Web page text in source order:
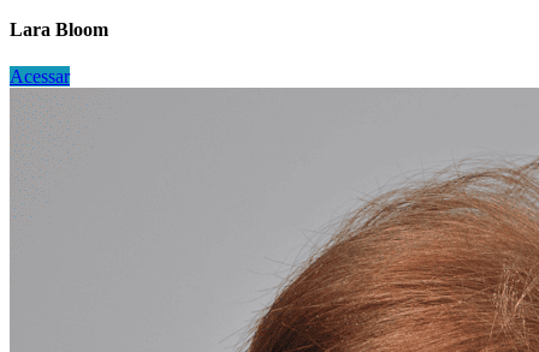
Lara Bloom
Acessar